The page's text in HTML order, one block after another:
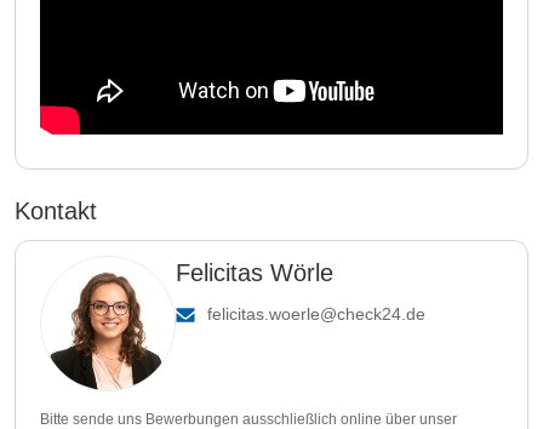
Kontakt
Felicitas Wörle
felicitas.woerle@check24.de
Bitte sende uns Bewerbungen ausschließlich online über unser